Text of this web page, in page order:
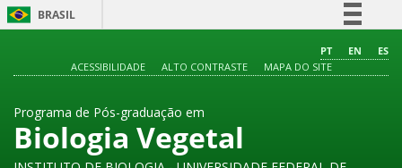
BRASIL
Comunica BR
Acesso à informação
PT EN
ES
ACESSIBILIDADE
ALTO CONTRASTE MAPA DO SITE
Programa de Pós-graduação em
Biologia Vegetal